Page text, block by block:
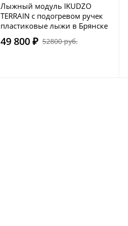
Лыжный модуль IKUDZO
TERRAIN с подогревом ручек
пластиковые лыжи в Брянске
49 800 ₽ 52800 руб.